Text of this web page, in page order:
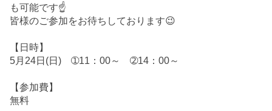
も可能です☝️
皆様のご参加をお待ちしております😉
【日時】
5月24日(日) ➀11：00～ ➁14：00～
【参加費】
無料